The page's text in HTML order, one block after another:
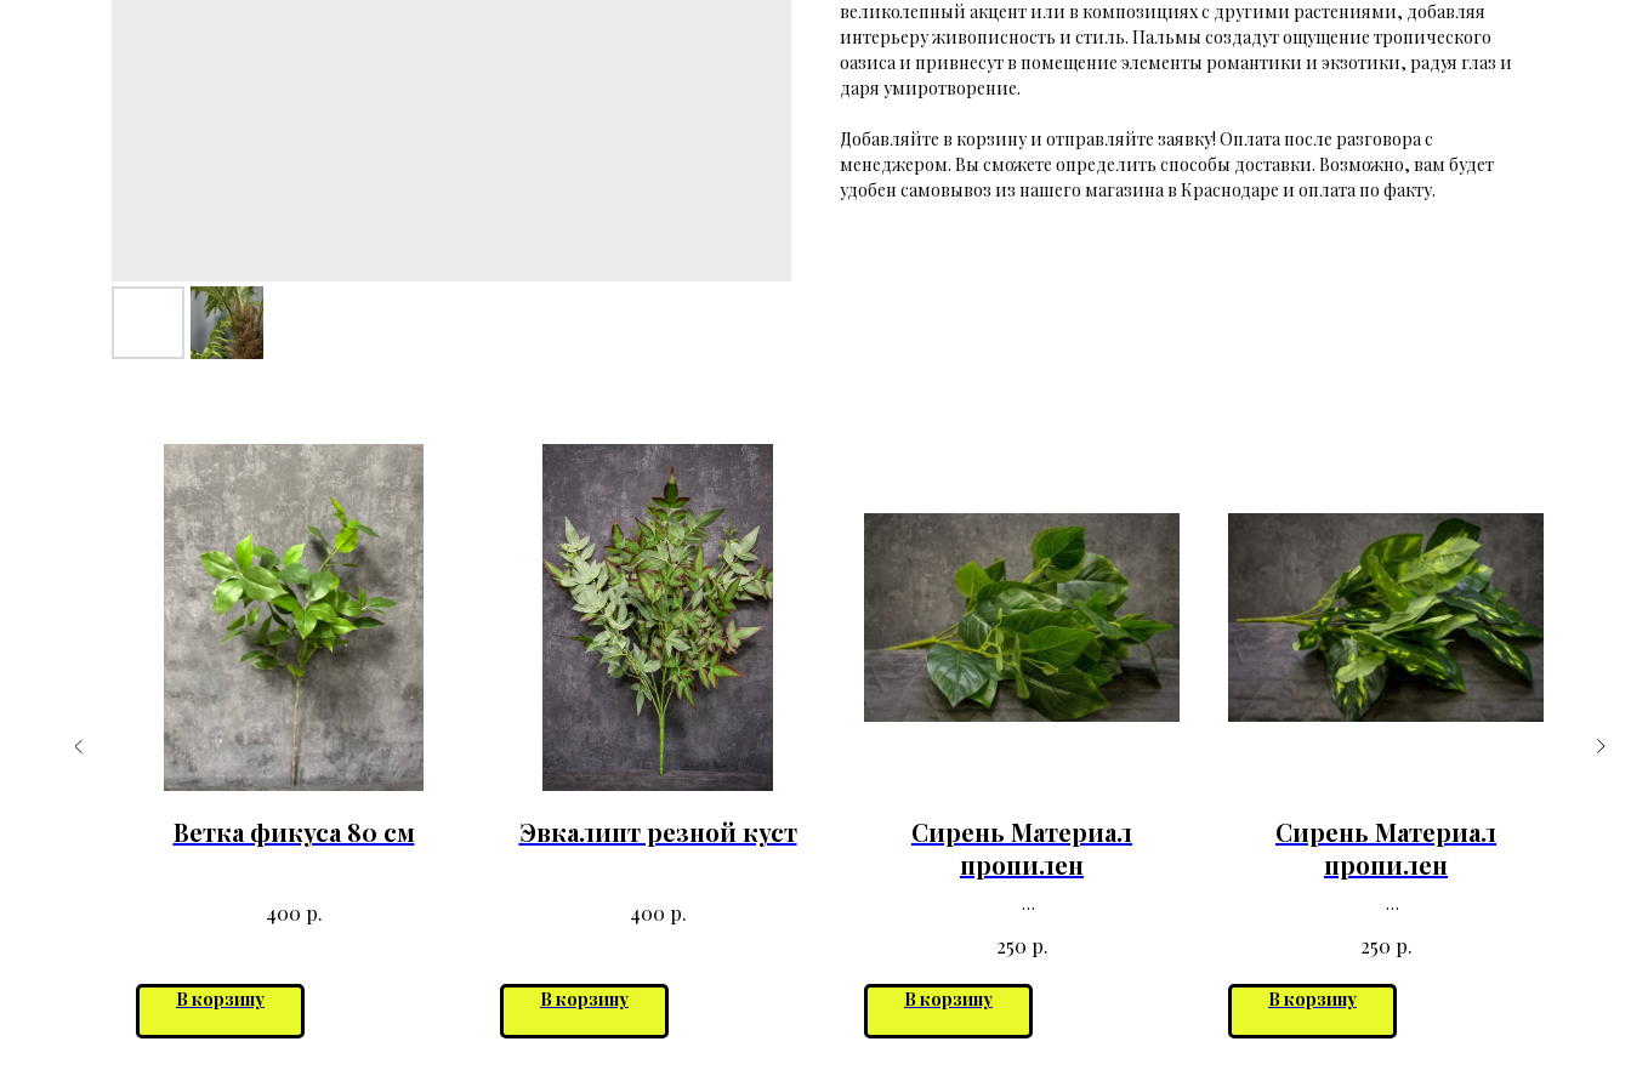
великолепный акцент или в композициях с другими растениями, добавляя
интерьеру живописность и стиль. Пальмы создадут ощущение тропического
оазиса и привнесут в помещение элементы романтики и экзотики, радуя глаз и
даря умиротворение.
Добавляйте в корзину и отправляйте заявку! Оплата после разговора с
менеджером. Вы сможете определить способы доставки. Возможно, вам будет
удобен самовывоз из нашего магазина в Краснодаре и оплата по факту.
Ветка фикуса 80 см
400 р.
В корзину
Эвкалипт резной куст
400 р.
В корзину
Сирень Материал
пропилен
250 р.
В корзину
Сирень Материал
пропилен
250 р.
В корзину